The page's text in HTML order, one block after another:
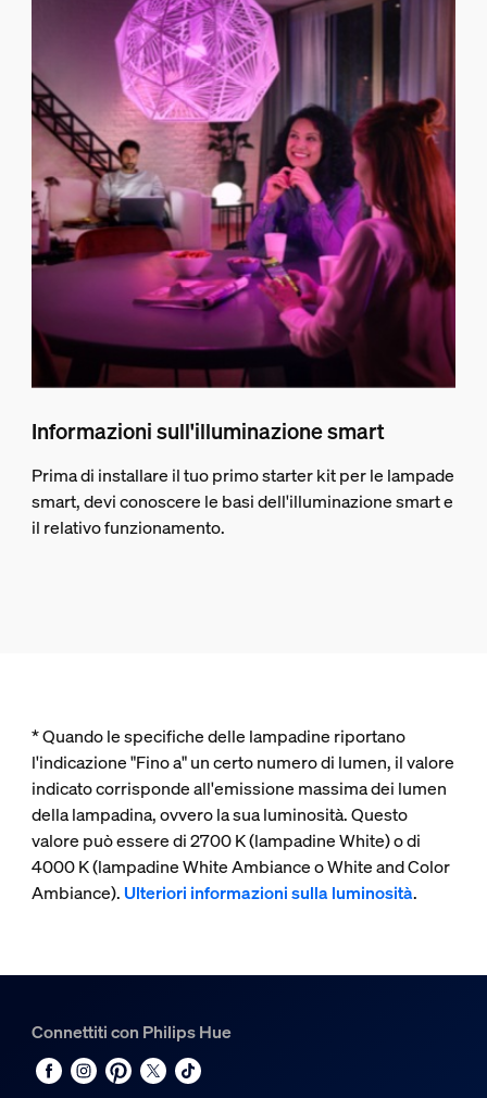
Informazioni sull'illuminazione smart
Prima di installare il tuo primo starter kit per le lampade
smart, devi conoscere le basi dell'illuminazione smart e
il relativo funzionamento.
* Quando le specifiche delle lampadine riportano
l'indicazione "Fino a" un certo numero di lumen, il valore
indicato corrisponde all'emissione massima dei lumen
della lampadina, ovvero la sua luminosità. Questo
valore può essere di 2700 K (lampadine White) o di
4000 K (lampadine White Ambiance o White and Color
Ambiance).Ulteriori informazioni sulla luminosità.
Connettiti con Philips Hue